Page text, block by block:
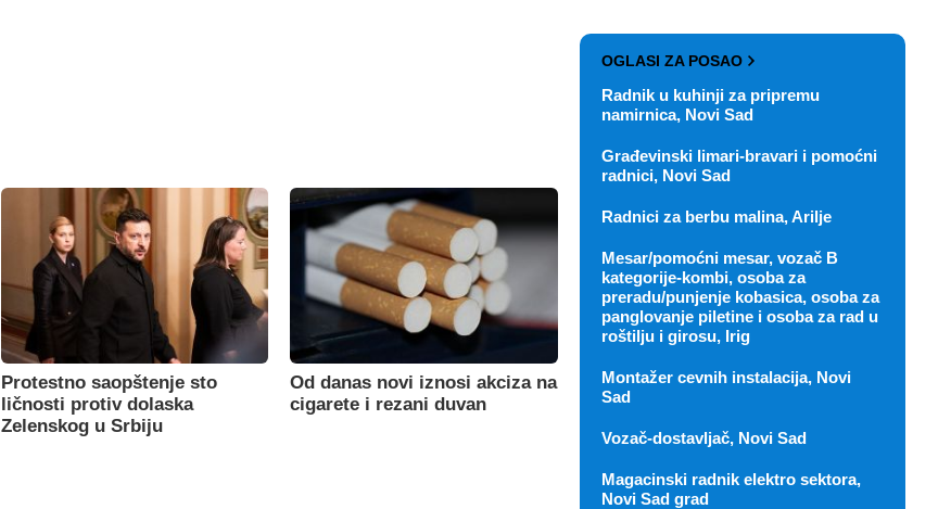
Protestno saopštenje sto
ličnosti protiv dolaska
Zelenskog u Srbiju
Od danas novi iznosi akciza na
cigarete i rezani duvan
OGLASI ZA POSAO
Radnik u kuhinji za pripremu
namirnica, Novi Sad
Građevinski limari-bravari i pomoćni
radnici, Novi Sad
Radnici za berbu malina, Arilje
Mesar/pomoćni mesar, vozač B
kategorije-kombi, osoba za
preradu/punjenje kobasica, osoba za
panglovanje piletine i osoba za rad u
roštilju i girosu, Irig
Montažer cevnih instalacija, Novi
Sad
Vozač-dostavljač, Novi Sad
Magacinski radnik elektro sektora,
Novi Sad grad